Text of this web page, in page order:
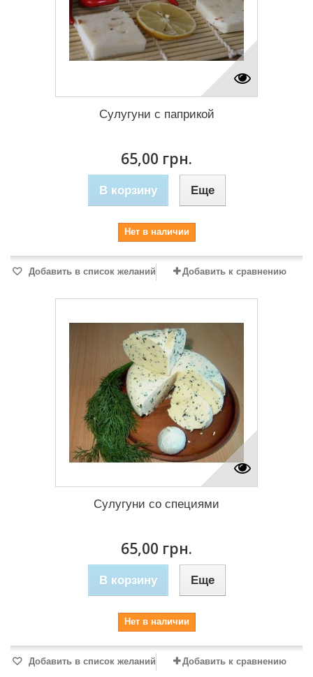
Сулугуни с паприкой
65,00 грн.
В корзину Еще
Нет в наличии
Добавить в список желаний Добавить к сравнению
Сулугуни со специями
65,00 грн.
В корзину Еще
Нет в наличии
Добавить в список желаний Добавить к сравнению